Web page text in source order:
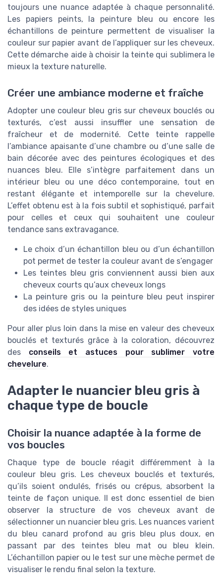
toujours une nuance adaptée à chaque personnalité.
Les papiers peints, la peinture bleu ou encore les
échantillons de peinture permettent de visualiser la
couleur sur papier avant de l’appliquer sur les cheveux.
Cette démarche aide à choisir la teinte qui sublimera le
mieux la texture naturelle.
Créer une ambiance moderne et fraîche
Adopter une couleur bleu gris sur cheveux bouclés ou
texturés, c’est aussi insuffler une sensation de
fraîcheur et de modernité. Cette teinte rappelle
l’ambiance apaisante d’une chambre ou d’une salle de
bain décorée avec des peintures écologiques et des
nuances bleu. Elle s’intègre parfaitement dans un
intérieur bleu ou une déco contemporaine, tout en
restant élégante et intemporelle sur la chevelure.
L’effet obtenu est à la fois subtil et sophistiqué, parfait
pour celles et ceux qui souhaitent une couleur
tendance sans extravagance.
Le choix d’un échantillon bleu ou d’un échantillon
pot permet de tester la couleur avant de s’engager
Les teintes bleu gris conviennent aussi bien aux
cheveux courts qu’aux cheveux longs
La peinture gris ou la peinture bleu peut inspirer
des idées de styles uniques
Pour aller plus loin dans la mise en valeur des cheveux
bouclés et texturés grâce à la coloration, découvrez
des conseils et astuces pour sublimer votre
chevelure.
Adapter le nuancier bleu gris à
chaque type de boucle
Choisir la nuance adaptée à la forme de
vos boucles
Chaque type de boucle réagit différemment à la
couleur bleu gris. Les cheveux bouclés et texturés,
qu’ils soient ondulés, frisés ou crépus, absorbent la
teinte de façon unique. Il est donc essentiel de bien
observer la structure de vos cheveux avant de
sélectionner un nuancier bleu gris. Les nuances varient
du bleu canard profond au gris bleu plus doux, en
passant par des teintes bleu mat ou bleu klein.
L’échantillon papier ou le test sur une mèche permet de
visualiser le rendu final selon la texture.